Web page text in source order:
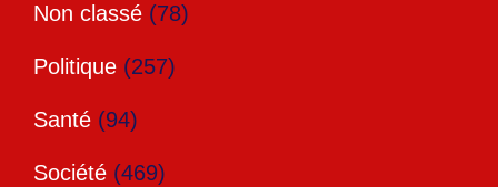
Non classé (78)
Politique (257)
Santé (94)
Société (469)